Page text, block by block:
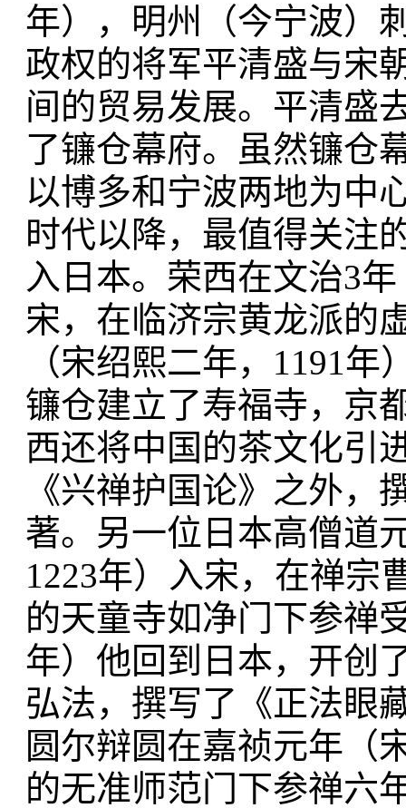
年），明州（今宁波）
政权的将军平清盛与宋
间的贸易发展。平清盛
了镰仓幕府。虽然镰仓
以博多和宁波两地为中
时代以降，最值得关注
入日本。荣西在文治3
宋，在临济宗黄龙派的
（宋绍熙二年，1191
镰仓建立了寿福寺，京
西还将中国的茶文化引
《兴禅护国论》之外，
著。另一位日本高僧道
1223年）入宋，在禅宗
的天童寺如净门下参禅
年）他回到日本，开创
弘法，撰写了《正法眼
圆尔辩圆在嘉祯元年（
的无准师范门下参禅六